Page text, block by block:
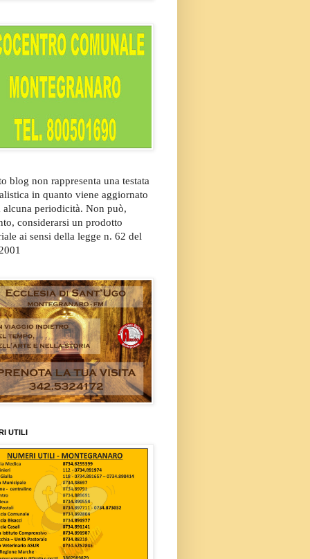
blog non rappresenta una testata
in quanto viene aggiornato
alcuna periodicità. Non può,
considerarsi un prodotto
ai sensi della legge n. 62 del
UTILI